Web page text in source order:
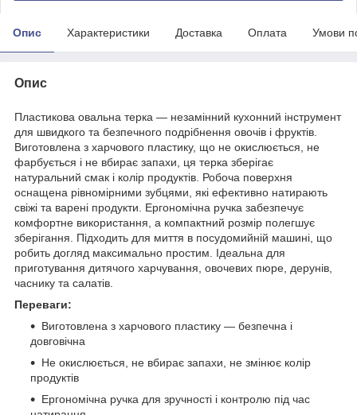
Опис Характеристики Доставка Оплата Умови
Опис
Пластикова овальна терка — незамінний кухонний інструмент
для швидкого та безпечного подрібнення овочів і фруктів.
Виготовлена з харчового пластику, що не окислюється, не
фарбується і не вбирає запахи, ця терка зберігає
натуральний смак і колір продуктів. Робоча поверхня
оснащена рівномірними зубцями, які ефективно натирають
свіжі та варені продукти. Ергономічна ручка забезпечує
комфортне використання, а компактний розмір полегшує
зберігання. Підходить для миття в посудомийній машині, що
робить догляд максимально простим. Ідеальна для
приготування дитячого харчування, овочевих пюре, дерунів,
часнику та салатів.
Переваги:
Виготовлена з харчового пластику — безпечна і
довговічна
Не окислюється, не вбирає запахи, не змінює колір
продуктів
Ергономічна ручка для зручності і контролю під час